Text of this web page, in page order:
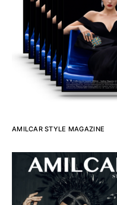
AMILCAR STYLE MAGAZINE